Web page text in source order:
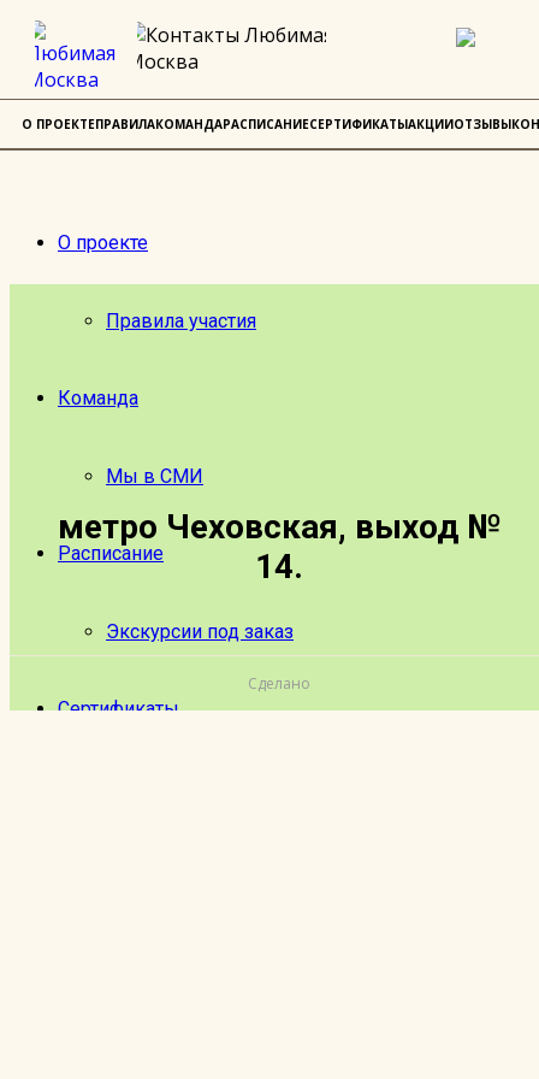
О проекте
Правила участия
Команда
Мы в СМИ
Расписание
Экскурсии под заказ
Сертификаты
метро Чеховская, выход №
14.
Сделано
О ПРОЕКТЕПРАВИЛАКОМАНДАРАСПИСАНИЕСЕРТИФИКАТЫАКЦИИОТЗЫВЫ